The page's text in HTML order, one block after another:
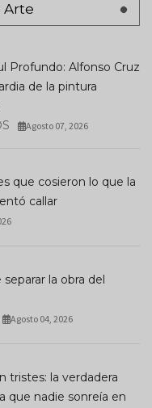
Arte
Profundo: Alfonso Cruz
de la pintura
Agosto 07, 2026
que cosieron lo que la
callar
la obra del
Agosto 04, 2026
tristes: la verdadera
que nadie sonreía en